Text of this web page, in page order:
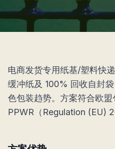
电商发货专用纸基/塑料快
缓冲纸及 100% 回收自封
色包装趋势。方案符合欧
PPWR（Regulation (EU)